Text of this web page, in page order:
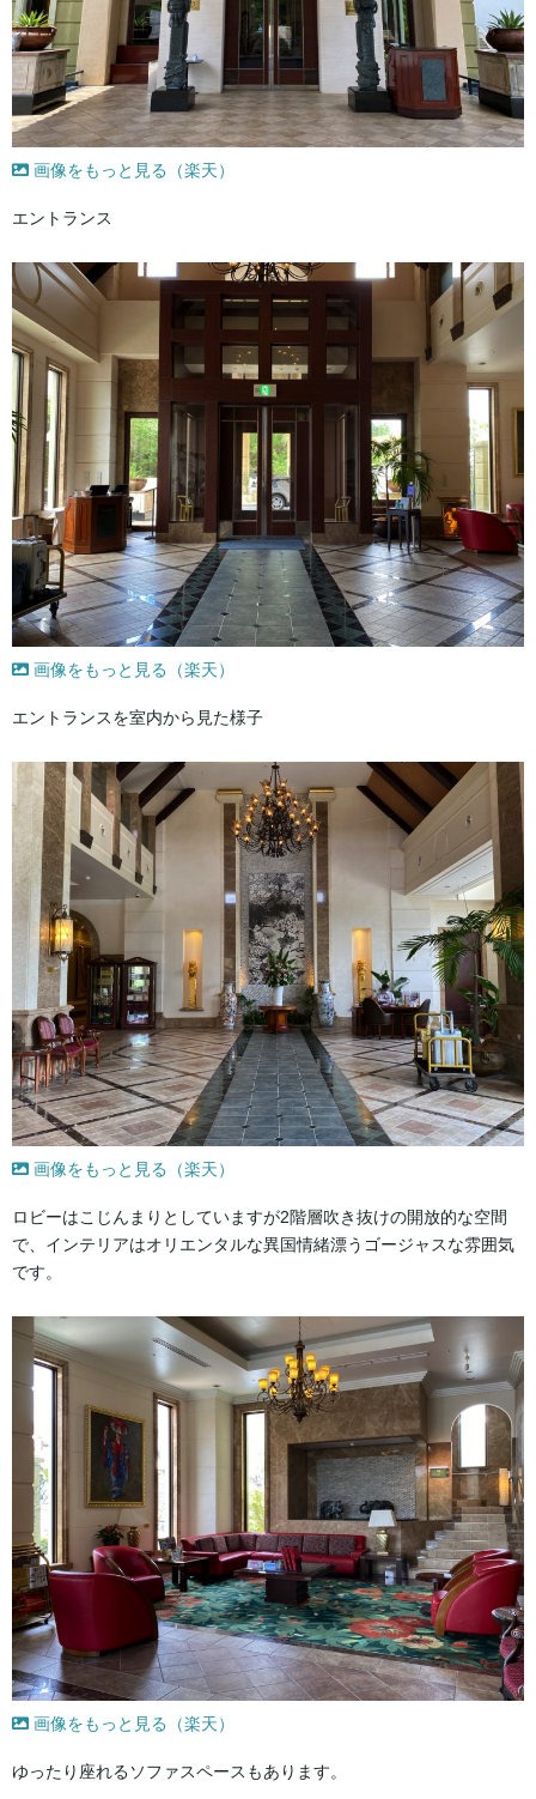
画像をもっと見る（楽天）
エントランス
画像をもっと見る（楽天）
エントランスを室内から見た様子
画像をもっと見る（楽天）
ロビーはこじんまりとしていますが2階層吹き抜けの開放的な空間
で、インテリアはオリエンタルな異国情緒漂うゴージャスな雰囲気
です。
画像をもっと見る（楽天）
ゆったり座れるソファスペースもあります。